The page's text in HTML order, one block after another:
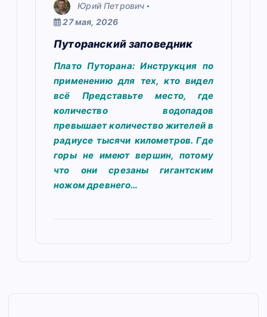
Юрий Петрович
27 мая, 2026
Путоранский заповедник
Плато Путорана: Инструкция по
применению для тех, кто видел
всё Представьте место, где
количество водопадов
превышает количество жителей в
радиусе тысячи километров. Где
горы не имеют вершин, потому
что они срезаны гигантским
ножом древнего…